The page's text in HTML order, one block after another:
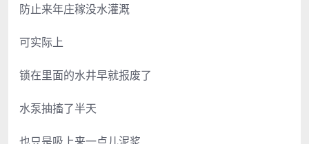
防止来年庄稼没水灌溉
可实际上
锁在里面的水井早就报废了
水泵抽搐了半天